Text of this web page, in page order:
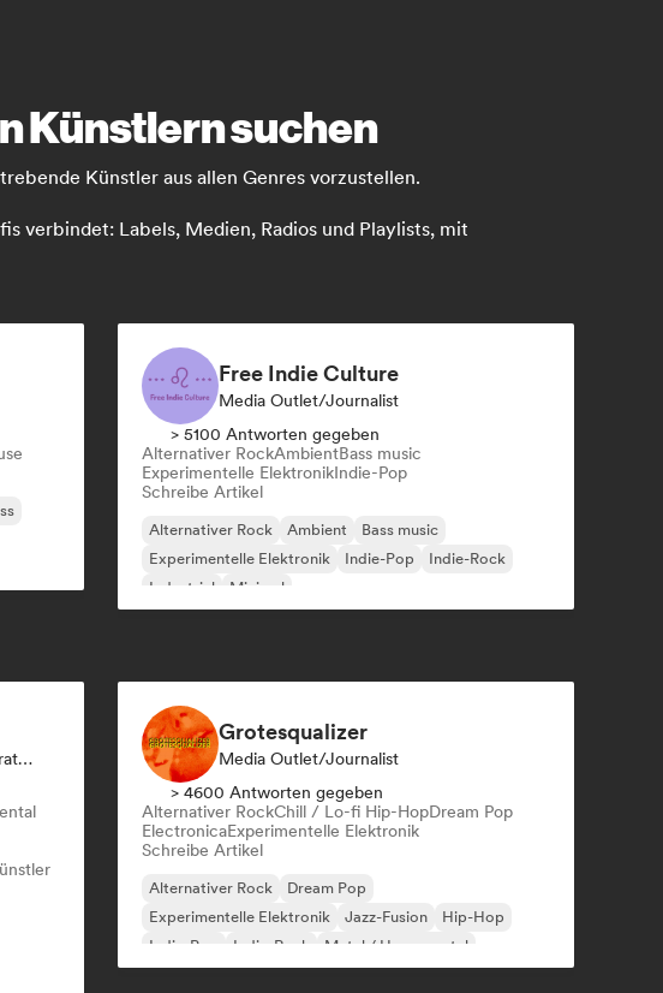
Künstlern suchen
Künstler aus allen Genres vorzustellen.
verbindet: Labels, Medien, Radios und Playlists, mit
Free Indie Culture
Media Outlet/Journalist
> 5100 Antworten gegeben
Alternativer RockAmbientBass music
Experimentelle ElektronikIndie-Pop
Schreibe Artikel
Alternativer Rock Ambient
Bass music
Experimentelle Elektronik
Indie-Pop
Indie-Rock
Industrial
Minimal
Media Outlet/Journalist, Playlist-Kurator, Social Media Influencer
Grotesqualizer
Media Outlet/Journalist
> 4600 Antworten gegeben
Alternativer RockChill / Lo-fi Hip-HopDream Pop
ElectronicaExperimentelle Elektronik
Schreibe Artikel
Alternativer Rock
Dream Pop
Experimentelle Elektronik
Jazz-Fusion
Hip-Hop
Indie-Pop
Indie-Rock Metal / Heavy metal